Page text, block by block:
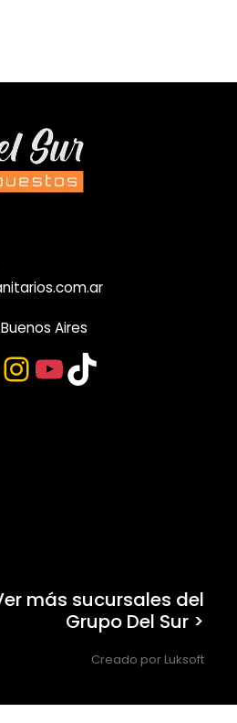
Aires
Instagram
YouTube
TikTok
más sucursales del
Grupo Del Sur >
Creado por Luksoft